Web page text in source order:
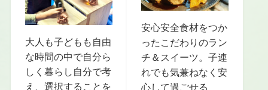
大人も子どもも自由
な時間の中で自分ら
しく暮らし自分で考
え、選択することを
安心安全食材をつか
ったこだわりのラン
チ＆スイーツ。子連
れでも気兼ねなく安
心して過ごせる